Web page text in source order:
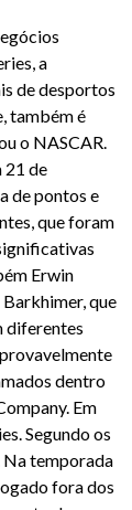
a
de desportos
também é
o NASCAR.
21 de
de pontos e
que foram
Erwin
que
diferentes
dentro
Em
Segundo os
Na temporada
fora dos